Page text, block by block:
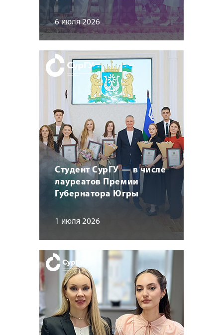
6 июля 2026
Студент СурГУ — в числе
лауреатов Премии
Губернатора Югры
1 июля 2026